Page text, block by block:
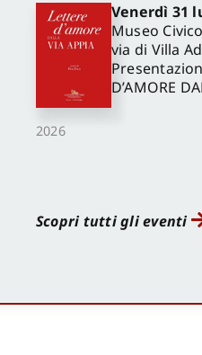
2026
Venerdì 31
Museo
via di Villa
D’AMORE
Scopri tutti gli eventi